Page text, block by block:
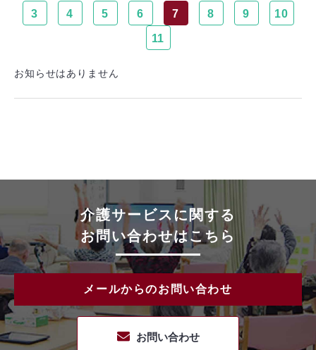
3 4 5 6 7 8 9 10
11
お知らせはありません
介護サービスに関する
お問い合わせはこちら
メールからのお問い合わせ
お問い合わせ